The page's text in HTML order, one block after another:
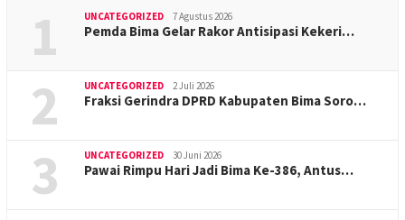
1 UNCATEGORIZED 7 Agustus 2026
Pemda Bima Gelar Rakor Antisipasi Kekeri…
2 UNCATEGORIZED 2 Juli 2026
Fraksi Gerindra DPRD Kabupaten Bima Soro…
3 UNCATEGORIZED 30 Juni 2026
Pawai Rimpu Hari Jadi Bima Ke-386, Antus…